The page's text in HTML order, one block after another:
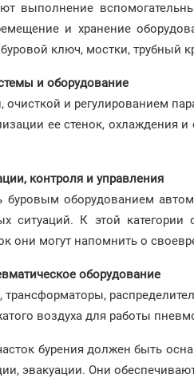
выполнение
и хранение
ключ, мостки, трубный
и оборудование
очисткой и регулированием
ее стенок, охлаждения
контроля и управления
буровым оборудованием
ситуаций. К этой категории
они могут напомнить о
оборудование
трансформаторы,
воздуха для работы
бурения должен быть
эвакуации. Они